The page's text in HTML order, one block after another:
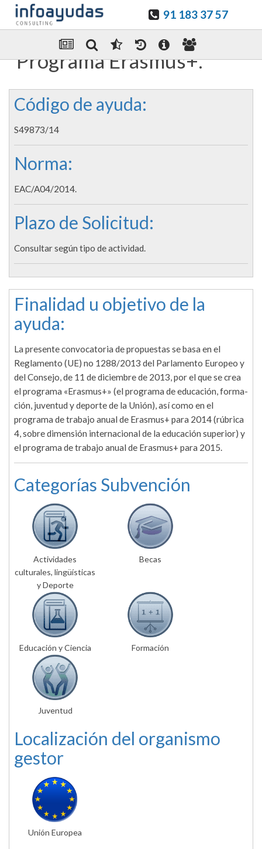
91 183 37 57
Enviar Por email
Programa Erasmus+.
Código de ayuda:
S49873/14
Norma:
EAC/A04/2014.
Plazo de Solicitud:
Consultar según tipo de actividad.
Finalidad u objetivo de la
ayuda:
La presente convocatoria de propuestas se basa en el
Reglamento (UE) no 1288/2013 del Parlamento Europeo y
del Consejo, de 11 de diciembre de 2013, por el que se crea
el programa «Erasmus+» (el programa de educación, forma­
ción, juventud y deporte de la Unión), así como en el
programa de trabajo anual de Erasmus+ para 2014 (rúbrica
4, sobre dimensión internacional de la educación superior) y
el programa de trabajo anual de Erasmus+ para 2015.
Categorías Subvención
Actividades
culturales, lingüísticas
y Deporte
Becas
Educación y Ciencia Formación
Juventud
Localización del organismo
gestor
Unión Europea